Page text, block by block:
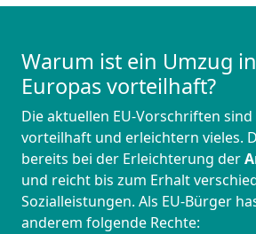
Warum ist ein Umzug
Europas vorteilhaft?
Die aktuellen EU-Vorschriften
vorteilhaft und erleichtern vieles.
bereits bei der Erleichterung der
und reicht bis zum Erhalt
Sozialleistungen. Als EU-Bürger
anderem folgende Rechte: